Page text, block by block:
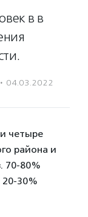
в в
· 04.03.2022
четыре
района и
70-80%
20-30%